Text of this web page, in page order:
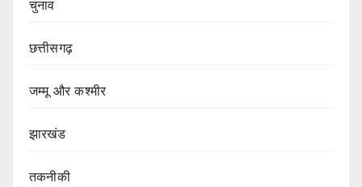
चुनाव
छत्तीसगढ़
जम्मू और कश्मीर
झारखंड
तकनीकी